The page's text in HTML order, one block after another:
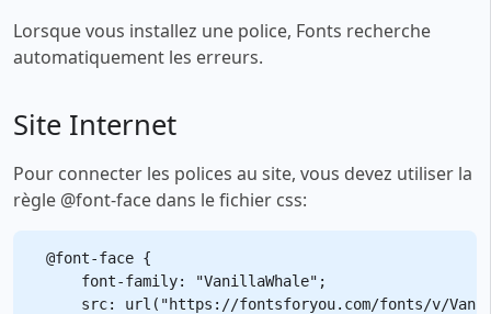
Lorsque vous installez une police, Fonts recherche
automatiquement les erreurs.
Site Internet
Pour connecter les polices au site, vous devez utiliser la
règle @font-face dans le fichier css:
@font-face {
    font-family: "VanillaWhale";
src: url("https://fontsforyou.com/fonts/v/